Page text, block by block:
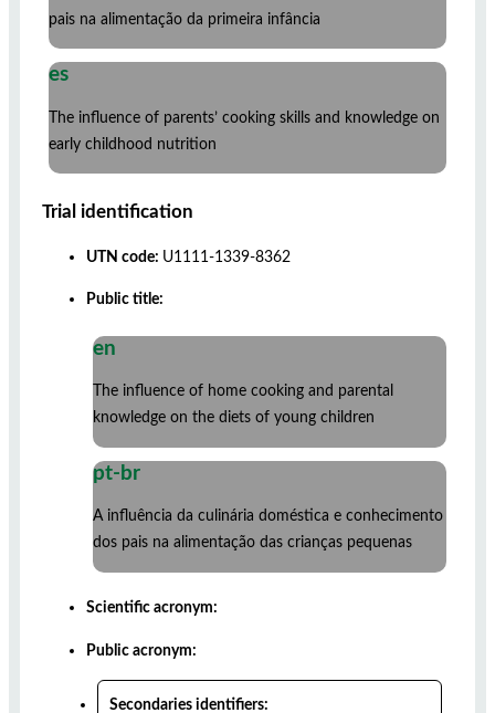
pais na alimentação da primeira infância
es
The influence of parents’ cooking skills and knowledge on
early childhood nutrition
Trial identification
UTN code: U1111-1339-8362
Public title:
en
The influence of home cooking and parental
knowledge on the diets of young children
pt-br
A influência da culinária doméstica e conhecimento
dos pais na alimentação das crianças pequenas
Scientific acronym:
Public acronym:
Secondaries identifiers: